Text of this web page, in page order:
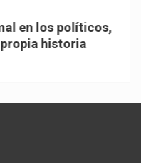
en los políticos,
historia